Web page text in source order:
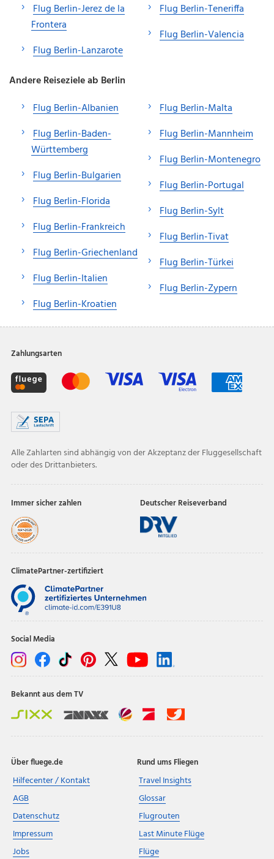
Flug Berlin-Jerez de la
Frontera
Flug Berlin-Lanzarote
Flug Berlin-Teneriffa
Flug Berlin-Valencia
Andere Reiseziele ab Berlin
Flug Berlin-Albanien
Flug Berlin-Baden-
Württemberg
Flug Berlin-Bulgarien
Flug Berlin-Florida
Flug Berlin-Frankreich
Flug Berlin-Griechenland
Flug Berlin-Italien
Flug Berlin-Kroatien
Flug Berlin-Malta
Flug Berlin-Mannheim
Flug Berlin-Montenegro
Flug Berlin-Portugal
Flug Berlin-Sylt
Flug Berlin-Tivat
Flug Berlin-Türkei
Flug Berlin-Zypern